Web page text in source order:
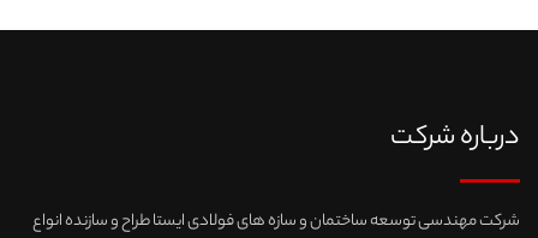
درباره شرکت
شرکت مهندسی توسعه ساختمان و سازه های فولادی ایستا طراح و سازنده انواع